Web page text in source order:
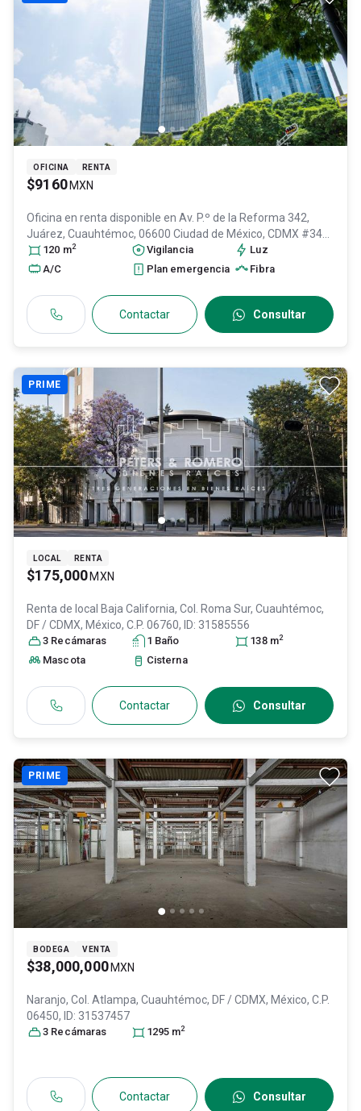
OFICINA RENTA
$9160 MXN
Oficina en renta disponible en Av. P.º de la Reforma 342,
Juárez, Cuauhtémoc, 06600 Ciudad de México, CDMX #342,
Col. Juárez,
Cuauhtémoc, DF / CDMX , México, C.P. 06600
30662718
120 m2 Vigilancia
Luz
A/C
Plan emergencia Fibra
Contactar Consultar
PRIME
LOCAL RENTA
$175,000 MXN
Renta de local Baja California, Col. Roma Sur, Cuauhtémoc,
DF / CDMX, México, C.P. 06760, ID: 31585556
3 Recámaras 1 Baño 138 m2
Mascota Cisterna
Contactar Consultar
PRIME
BODEGA VENTA
$38,000,000 MXN
Naranjo, Col. Atlampa, Cuauhtémoc, DF / CDMX, México, C.P.
06450, ID: 31537457
3 Recámaras 1295 m2
Contactar Consultar